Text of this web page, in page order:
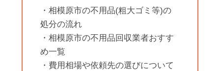
・相模原市の不用品(粗大ゴミ等)の
処分の流れ
・相模原市の不用品回収業者おすす
め一覧
・費用相場や依頼先の選びについて